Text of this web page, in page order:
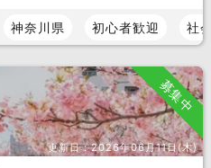
神奈川県 初心者歓迎 社
募集中
更新日：2026年06月11日(木)